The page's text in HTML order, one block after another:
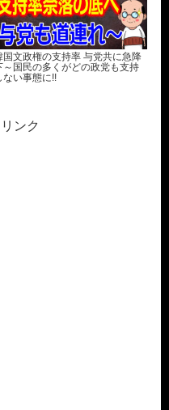
国文政権の支持率 与党共に急降
～国民の多くがどの政党も支持
ない事態に!!
ンク